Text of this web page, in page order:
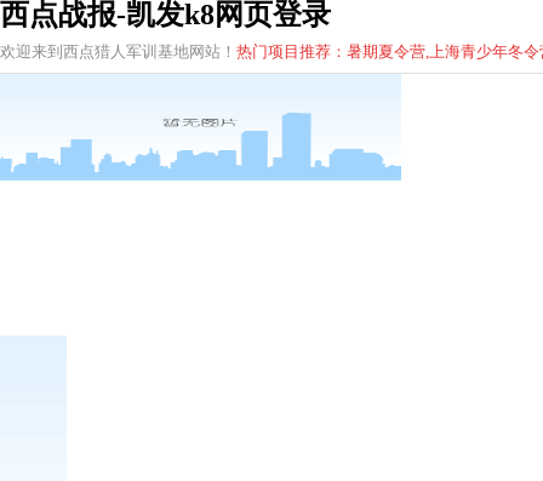
西点战报-凯发k8网页登录
欢迎来到西点猎人军训基地网站！ 热门项目推荐：暑期夏令营,上海青少年冬令